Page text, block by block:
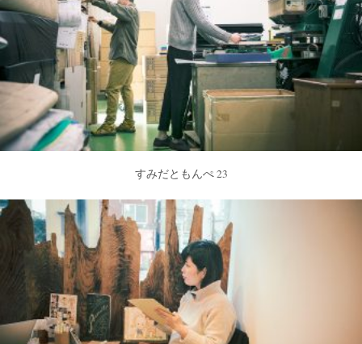
すみだともんぺ 23